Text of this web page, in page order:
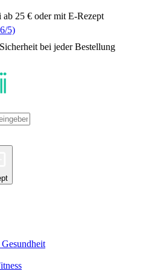
ab 25 € oder mit E-Rezept
/5)
bei jeder Bestellung